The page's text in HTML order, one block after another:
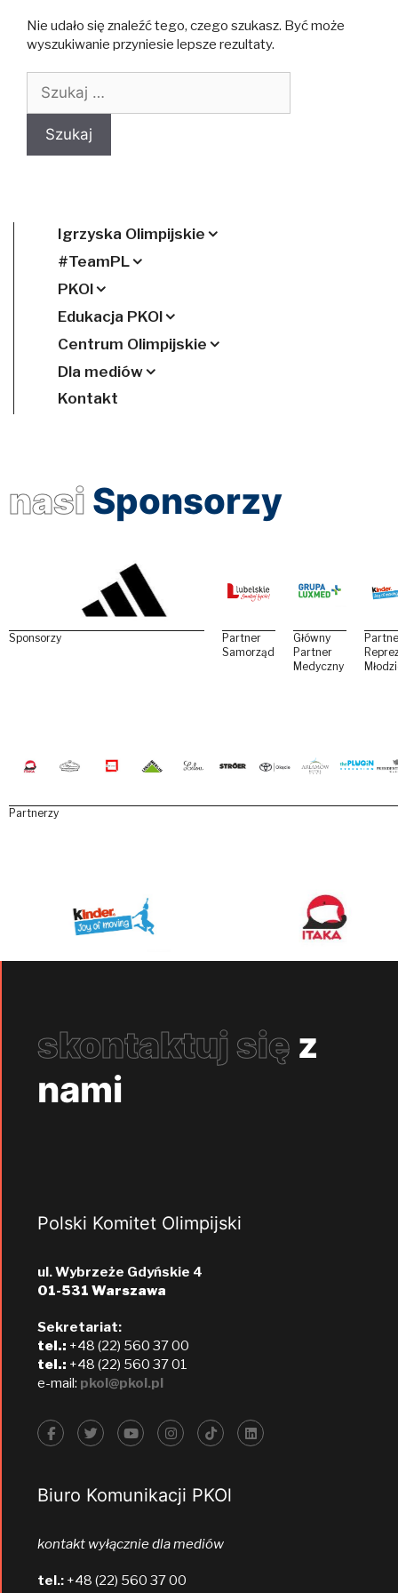
Nie udało się znaleźć tego, czego szukasz. Być może
wyszukiwanie przyniesie lepsze rezultaty.
Igrzyska Olimpijskie
#TeamPL
PKOl
Edukacja PKOl
Centrum Olimpijskie
Dla mediów
Kontakt
nasi Sponsorzy
Sponsorzy
Partner
Samorządowy
Główny
Partner
Medyczny
Partnerzy
skontaktuj się z
nami
Polski Komitet Olimpijski
ul. Wybrzeże Gdyńskie 4
01-531 Warszawa
Sekretariat:
tel.: +48 (22) 560 37 00
tel.: +48 (22) 560 37 01
e-mail: pkol@pkol.pl
Biuro Komunikacji PKOl
kontakt wyłącznie dla mediów
tel.: +48 (22) 560 37 00